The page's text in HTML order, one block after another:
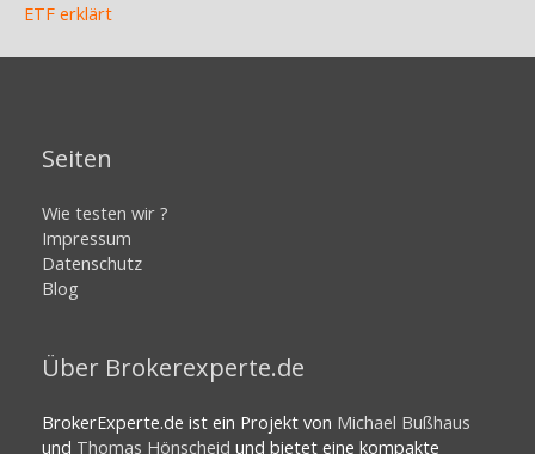
ETF erklärt
Seiten
Wie testen wir ?
Impressum
Datenschutz
Blog
Über Brokerexperte.de
BrokerExperte.de ist ein Projekt von Michael Bußhaus
und Thomas Hönscheid und bietet eine kompakte